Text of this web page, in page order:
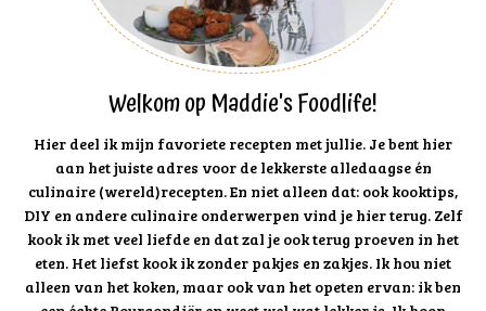
Welkom op Maddie's Foodlife!
Hier deel ik mijn favoriete recepten met jullie. Je bent hier
aan het juiste adres voor de lekkerste alledaagse én
culinaire (wereld)recepten. En niet alleen dat: ook kooktips,
DIY en andere culinaire onderwerpen vind je hier terug. Zelf
kook ik met veel liefde en dat zal je ook terug proeven in het
eten. Het liefst kook ik zonder pakjes en zakjes. Ik hou niet
alleen van het koken, maar ook van het opeten ervan: ik ben